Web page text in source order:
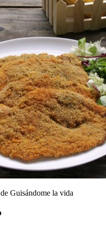
Guisándome la vida